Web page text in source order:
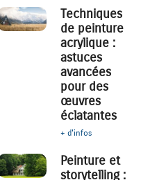
Techniques
de peinture
acrylique :
astuces
avancées
pour des
œuvres
éclatantes
+ d'infos
Peinture et
storytelling :